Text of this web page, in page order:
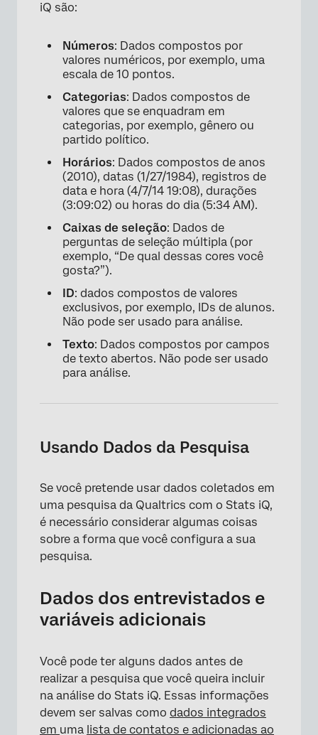
iQ são:
Números: Dados compostos por
valores numéricos, por exemplo, uma
escala de 10 pontos.
Categorias: Dados compostos de
valores que se enquadram em
categorias, por exemplo, gênero ou
partido político.
Horários: Dados compostos de anos
(2010), datas (1/27/1984), registros de
data e hora (4/7/14 19:08), durações
(3:09:02) ou horas do dia (5:34 AM).
Caixas de seleção: Dados de
perguntas de seleção múltipla (por
exemplo, “De qual dessas cores você
gosta?”).
ID: dados compostos de valores
exclusivos, por exemplo, IDs de alunos.
Não pode ser usado para análise.
Texto: Dados compostos por campos
de texto abertos. Não pode ser usado
para análise.
Usando Dados da Pesquisa
Se você pretende usar dados coletados em
uma pesquisa da Qualtrics com o Stats iQ,
é necessário considerar algumas coisas
sobre a forma que você configura a sua
pesquisa.
Dados dos entrevistados e
variáveis adicionais
Você pode ter alguns dados antes de
realizar a pesquisa que você queira incluir
na análise do Stats iQ. Essas informações
devem ser salvas como dados integrados
em uma lista de contatos e adicionadas ao